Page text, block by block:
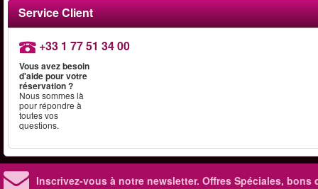
Service Client
+33 1 77 51 34 00
Vous avez besoin
d'aide pour votre
réservation ?
Nous sommes là
pour répondre à
toutes vos
questions.
Inscrivez-vous à notre newsletter. Offres Spéciales, bons